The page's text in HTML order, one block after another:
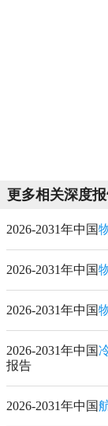
更多相关深度报
2026-2031年中国
2026-2031年中国
2026-2031年中国
2026-2031年中国
报告
2026-2031年中国